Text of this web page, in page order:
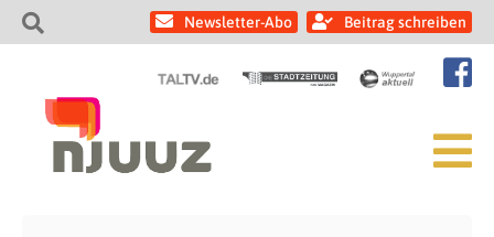
Newsletter-Abo Beitrag schreiben